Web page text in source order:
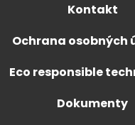
Kontakt
Ochrana osobných
Eco responsible
Dokumenty